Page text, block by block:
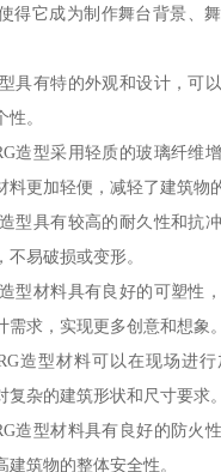
得它成为制作舞台背景、
具有特的外观和设计，可
。
造型采用轻质的玻璃纤维
料更加轻便，减轻了建筑物
型具有较高的耐久性和抗
易破损或变形。
型材料具有良好的可塑性
需求，实现更多创意和想象。
造型材料可以在现场进
复杂的建筑形状和尺寸要求。
造型材料具有良好的防火
建筑物的整体安全性。